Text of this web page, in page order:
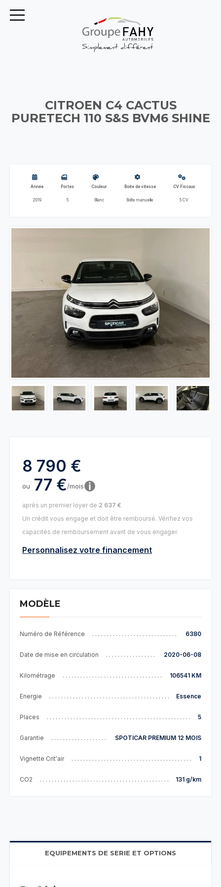
CITROEN C4 CACTUS
PURETECH 110 S&S BVM6 SHINE
Année
2019
Portes
5
Couleur
Blanc
Boite de vitesse
Boîte manuelle
CV Fiscaux
5 CV
8 790 €
ou 77 €/mois
après un premier loyer de 2 637 €
Un crédit vous engage et doit être remboursé. Vérifiez vos
capacités de remboursement avant de vous engager.
Personnalisez votre financement
MODÈLE
Numéro de Référence 6380
Date de mise en circulation 2020-06-08
Kilométrage 106541 KM
Energie Essence
Places 5
Garantie SPOTICAR PREMIUM 12 MOIS
Vignette Crit'air 1
CO2 131 g/km
EQUIPEMENTS DE SERIE ET OPTIONS